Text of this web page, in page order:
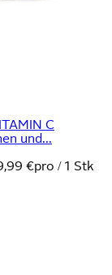
C
und...
€pro / 1 Stk